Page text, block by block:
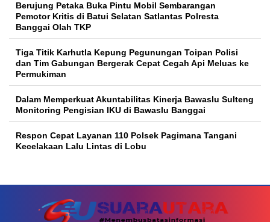
Berujung Petaka Buka Pintu Mobil Sembarangan
Pemotor Kritis di Batui Selatan Satlantas Polresta
Banggai Olah TKP
Tiga Titik Karhutla Kepung Pegunungan Toipan Polisi
dan Tim Gabungan Bergerak Cepat Cegah Api Meluas ke
Permukiman
Dalam Memperkuat Akuntabilitas Kinerja Bawaslu Sulteng
Monitoring Pengisian IKU di Bawaslu Banggai
Respon Cepat Layanan 110 Polsek Pagimana Tangani
Kecelakaan Lalu Lintas di Lobu